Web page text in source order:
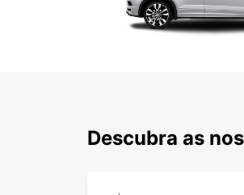
Descubra as